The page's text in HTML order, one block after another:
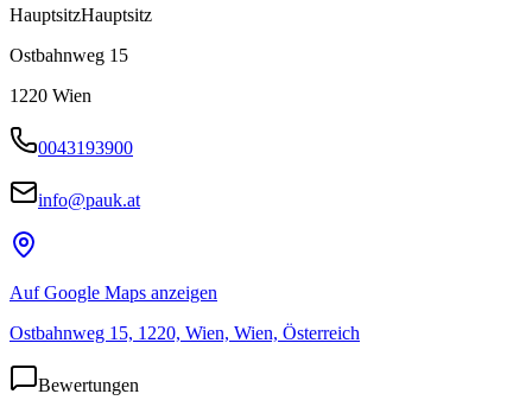
HauptsitzHauptsitz
Ostbahnweg 15
1220 Wien
0043193900
info@pauk.at
Auf Google Maps anzeigen
Ostbahnweg 15, 1220, Wien, Wien, Österreich
Bewertungen